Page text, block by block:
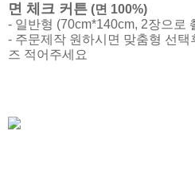
면 체크 커튼 (면 100%)
- 일반형 (70cm*140cm, 2장으로
- 주문제작 원하시면 맞춤형 선택
즈 적어주세요